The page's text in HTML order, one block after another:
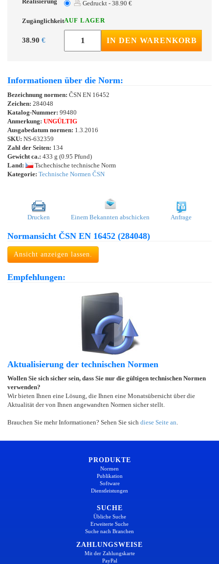
Gedruckt - 38.90 €
ZugänglichkeitAUF LAGER
38.90 € IN DEN WARENKORB
Informationen über die Norm:
Bezeichnung normen: ČSN EN 16452
Zeichen: 284048
Katalog-Nummer: 99480
Anmerkung: UNGÜLTIG
Ausgabedatum normen: 1.3.2016
SKU: NS-632359
Zahl der Seiten: 134
Gewicht ca.: 433 g (0.95 Pfund)
Land:
Tschechische technische Norm
Kategorie: Technische Normen ČSN
Drucken Einem Bekannten abschicken Anfrage
Normansicht ČSN EN 16452 (284048)
Ansicht anzeigen lassen.
Empfehlungen:
Aktualisierung der technischen Normen
Wollen Sie sich sicher sein, dass Sie nur die gültigen technischen Normen
verwenden?
Wir bieten Ihnen eine Lösung, die Ihnen eine Monatsübersicht über die
Aktualität der von Ihnen angewandten Normen sicher stellt.
Brauchen Sie mehr Informationen? Sehen Sie sich diese Seite an
PRODUKTE
Normen
Publikation
Software
Dienstleistungen
SUCHE
Übliche Suche
Erweiterte Suche
Suche nach Branchen
ZAHLUNGSWEISE
Mit der Zahlungskarte
PayPal